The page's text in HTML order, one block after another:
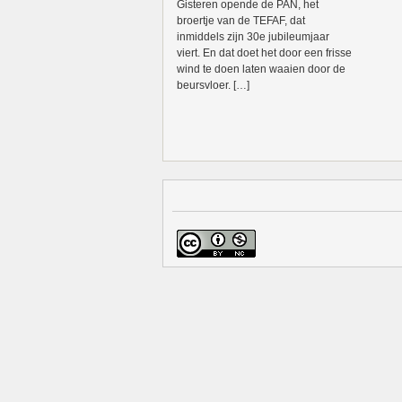
Gisteren opende de PAN, het
broertje van de TEFAF, dat
inmiddels zijn 30e jubileumjaar
viert. En dat doet het door een frisse
wind te doen laten waaien door de
beursvloer. […]